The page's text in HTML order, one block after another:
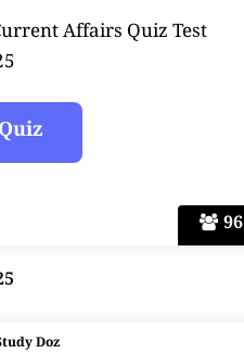
96
Affairs Quiz Test
Doz